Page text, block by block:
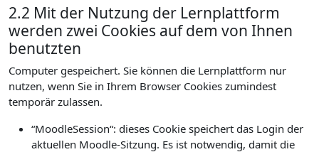
2.2 Mit der Nutzung der Lernplattform
werden zwei Cookies auf dem von Ihnen
benutzten
Computer gespeichert. Sie können die Lernplattform nur
nutzen, wenn Sie in Ihrem Browser Cookies zumindest
temporär zulassen.
“MoodleSession“: dieses Cookie speichert das Login der
aktuellen Moodle-Sitzung. Es ist notwendig, damit die